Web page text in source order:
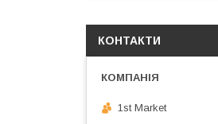
КОНТАКТИ
1st Market